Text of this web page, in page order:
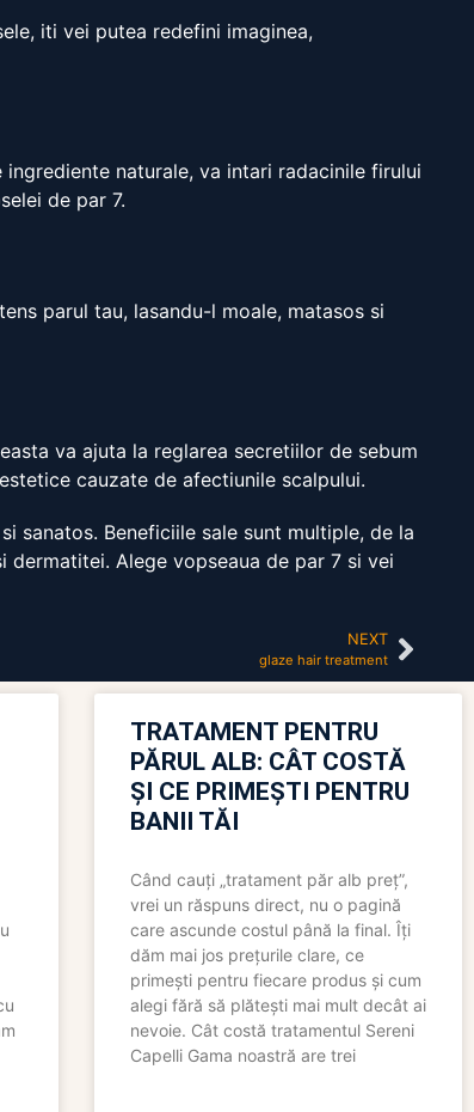
iti vei putea redefini imaginea,
naturale, va intari radacinile firului
de par 7.
parul tau, lasandu-l moale, matasos si
va ajuta la reglarea secretiilor de sebum
cauzate de afectiunile scalpului.
sanatos. Beneficiile sale sunt multiple, de la
Alege vopseaua de par 7 si vei
NEXT
glaze hair treatment
TRATAMENT PENTRU
PĂRUL ALB: CÂT COSTĂ
ȘI CE PRIMEȘTI PENTRU
BANII TĂI
Când cauți „tratament păr alb preț”,
vrei un răspuns direct, nu o pagină
care ascunde costul până la final. Îți
dăm mai jos prețurile clare, ce
primești pentru fiecare produs și cum
alegi fără să plătești mai mult decât ai
nevoie. Cât costă tratamentul Sereni
Capelli Gama noastră are trei